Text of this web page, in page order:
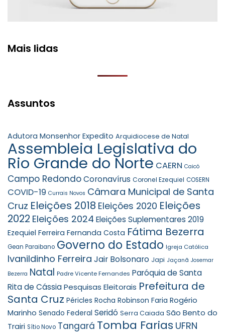
Mais lidas
Assuntos
Adutora Monsenhor Expedito Arquidiocese de Natal
Assembleia Legislativa do
Rio Grande do Norte CAERN Caicó
Campo RedondoCoronavírus Coronel Ezequiel COSERN
COVID-19 Currais Novos Câmara Municipal de Santa
Cruz Eleições 2018 Eleições 2020 Eleições
2022 Eleições 2024 Eleições Suplementares 2019
Ezequiel Ferreira Fernanda Costa Fátima Bezerra
Gean Paraibano Governo do Estado Igreja Católica
Ivanildinho Ferreira Jair Bolsonaro Japi Jaçanã Josemar
Bezerra Natal Padre Vicente Fernandes Paróquia de Santa
Rita de CássiaPesquisas Eleitorais Prefeitura de
Santa Cruz Péricles Rocha Robinson Faria Rogério
Marinho Senado Federal Seridó Serra Caiada São Bento do
Trairi Sítio Novo Tangará Tomba Farias UFRN